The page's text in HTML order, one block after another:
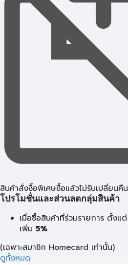
สินค้าสั่งซื้อพิเศษซื้อแล้วไม่รับเปลี่ยนคืน
โปรโมชั่นและส่วนลดกลุ่มสินค้า
เมื่อซื้อสินค้าที่ร่วมรายการ ตั้งแต่
เพิ่ม 5%
(เฉพาะสมาชิก Homecard เท่านั้น)
ดูทั้งหมด